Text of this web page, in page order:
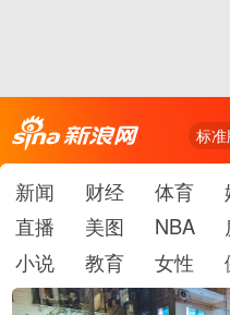
标准
新闻 财经 体育
直播
美图 NBA
小说
教育 女性